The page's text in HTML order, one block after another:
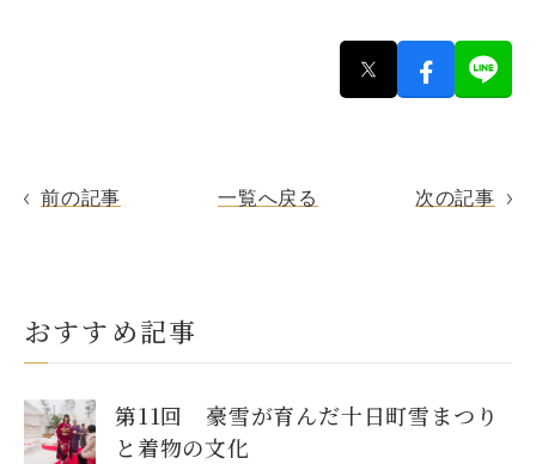
前の記事 一覧へ戻る 次の記事
おすすめ記事
第11回 豪雪が育んだ十日町雪まつり
と着物の文化